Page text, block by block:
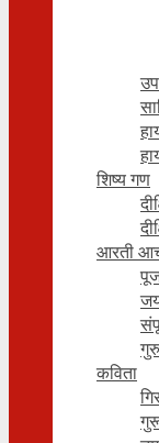
शिष्य गण
आरती
कविता